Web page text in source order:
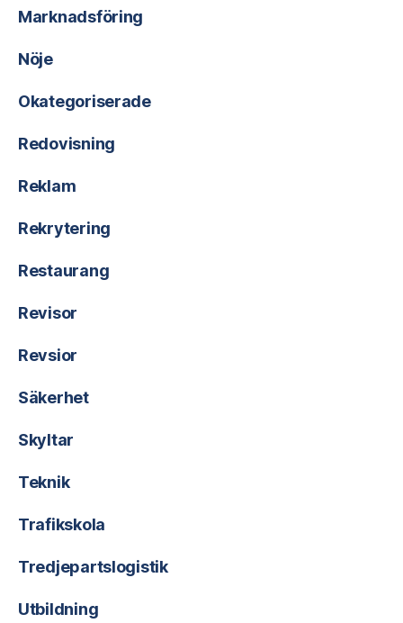
Marknadsföring
Nöje
Okategoriserade
Redovisning
Reklam
Rekrytering
Restaurang
Revisor
Revsior
Säkerhet
Skyltar
Teknik
Trafikskola
Tredjepartslogistik
Utbildning